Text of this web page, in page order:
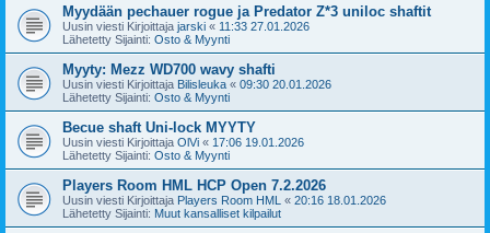
Myydään pechauer rogue ja Predator Z*3 uniloc shaftit
Uusin viesti Kirjoittaja jarski « 11:33 27.01.2026
Lähetetty Sijainti: Osto & Myynti
Myyty: Mezz WD700 wavy shafti
Uusin viesti Kirjoittaja Bilisleuka « 09:30 20.01.2026
Lähetetty Sijainti: Osto & Myynti
Becue shaft Uni-lock MYYTY
Uusin viesti Kirjoittaja OlVi « 17:06 19.01.2026
Lähetetty Sijainti: Osto & Myynti
Players Room HML HCP Open 7.2.2026
Uusin viesti Kirjoittaja Players Room HML « 20:16 18.01.2026
Lähetetty Sijainti: Muut kansalliset kilpailut